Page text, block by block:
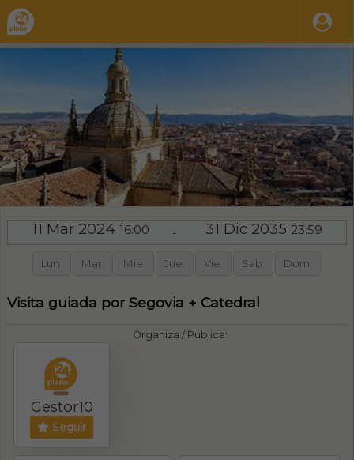
❮ ❯
11 Mar 2024 16:00 - 31 Dic 2035 23:59
Lun. Mar. Mie. Jue. Vie. Sab. Dom.
Visita guiada por Segovia + Catedral
Organiza / Publica:
Gestor10
Seguir